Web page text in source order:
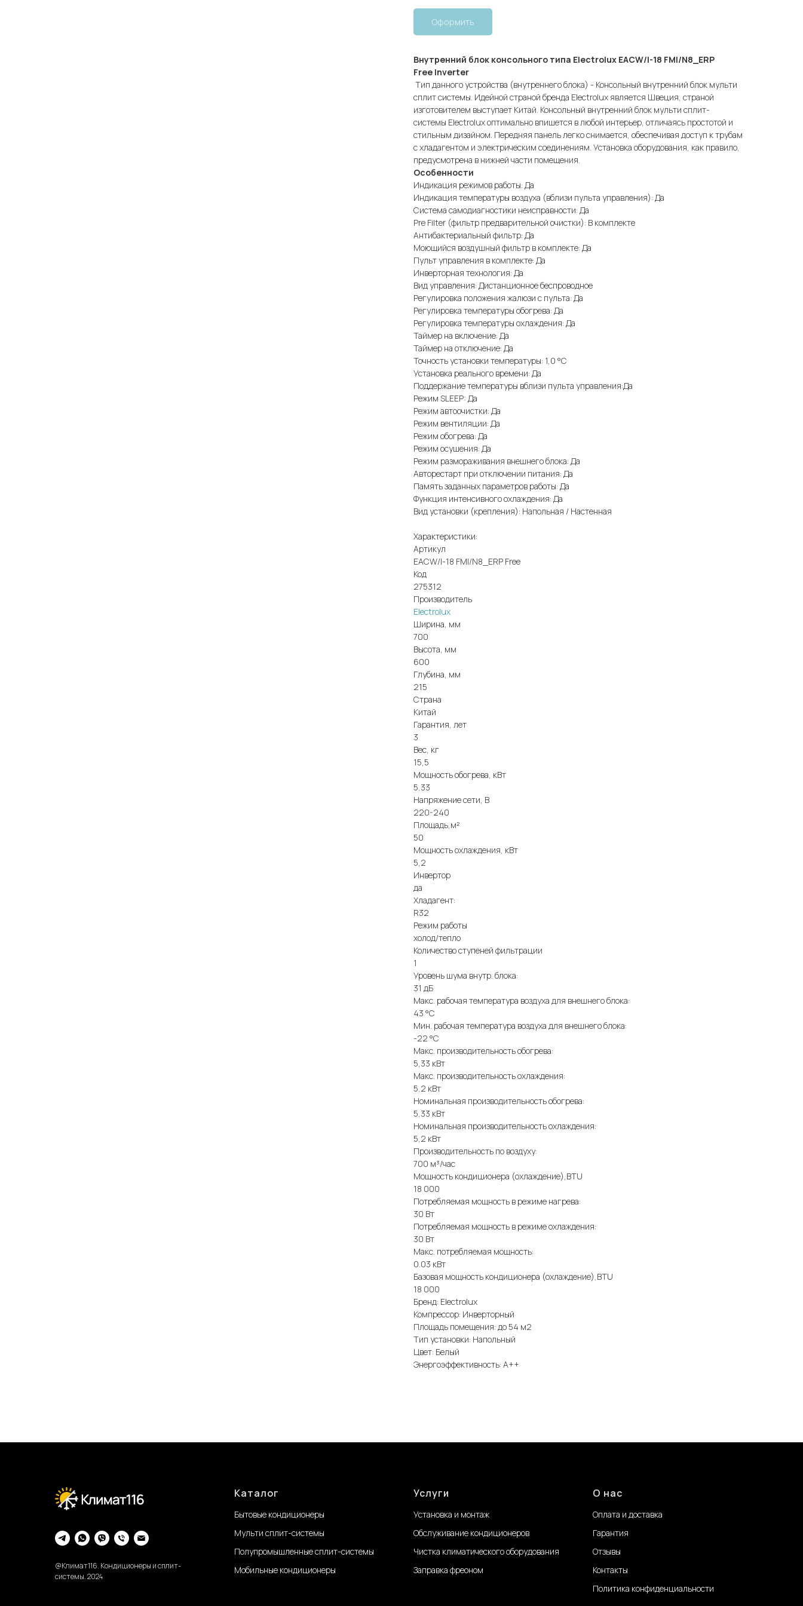
Оформить
Внутренний блок консольного типа Electrolux EACW/I-18 FMI/N8_ERP
Free Inverter
Тип данного устройства (внутреннего блока) - Консольный внутренний блок мульти
сплит системы. Идейной страной бренда Electrolux является Швеция, страной
изготовителем выступает Китай. Консольный внутренний блок мульти сплит-
системы Electrolux оптимально впишется в любой интерьер, отличаясь простотой и
стильным дизайном. Передняя панель легко снимается, обеспечивая доступ к трубам
с хладагентом и электрическим соединениям. Установка оборудования, как правило,
предусмотрена в нижней части помещения.
Особенности
Индикация режимов работы: Да
Индикация температуры воздуха (вблизи пульта управления): Да
Система самодиагностики неисправности: Да
Pre Filter (фильтр предварительной очистки): В комплекте
Антибактериальный фильтр: Да
Моющийся воздушный фильтр в комплекте: Да
Пульт управления в комплекте: Да
Инверторная технология: Да
Вид управления: Дистанционное беспроводное
Регулировка положения жалюзи с пульта: Да
Регулировка температуры обогрева: Да
Регулировка температуры охлаждения: Да
Таймер на включение: Да
Таймер на отключение: Да
Точность установки температуры: 1,0 °С
Установка реального времени: Да
Поддержание температуры вблизи пульта управления:Да
Режим SLEEP: Да
Режим автоочистки: Да
Режим вентиляции: Да
Режим обогрева: Да
Режим осушения: Да
Режим размораживания внешнего блока: Да
Авторестарт при отключении питания: Да
Память заданных параметров работы: Да
Функция интенсивного охлаждения: Да
Вид установки (крепления): Напольная / Настенная
Характеристики:
Артикул
EACW/I-18 FMI/N8_ERP Free
Код
275312
Производитель
Electrolux
Ширина, мм
700
Высота, мм
600
Глубина, мм
215
Страна
Китай
Гарантия, лет
3
Вес, кг
15,5
Мощность обогрева, кВт
5,33
Напряжение сети, В
220-240
Площадь,м²
50
Мощность охлаждения, кВт
5,2
Инвертор
да
Хладагент:
R32
Режим работы
холод/тепло
Количество ступеней фильтрации
1
Уровень шума внутр. блока:
31 дБ
Макс. рабочая температура воздуха для внешнего блока:
43 °С
Мин. рабочая температура воздуха для внешнего блока:
-22 °С
Макс. производительность обогрева:
5,33 кВт
Макс. производительность охлаждения:
5,2 кВт
Номинальная производительность обогрева:
5,33 кВт
Номинальная производительность охлаждения:
5,2 кВт
Производительность по воздуху:
700 м³/час
Мощность кондиционера (охлаждение),BTU
18 000
Потребляемая мощность в режиме нагрева:
30 Вт
Потребляемая мощность в режиме охлаждения:
30 Вт
Макс. потребляемая мощность:
0.03 кВт
Базовая мощность кондиционера (охлаждение),BTU
18 000
Бренд: Electrolux
Компрессор: Инверторный
Площадь помещения: до 54 м2
Тип установки: Напольный
Цвет: Белый
Энергоэффективность: А++
@Климат116. Кондиционеры и сплит-
системы. 2024
Каталог
Бытовые кондиционеры
Мульти сплит-системы
Полупромышленные сплит-системы
Мобильные кондиционеры
Услуги
Установка и монтаж
Обслуживание кондиционеров
Чистка климатического оборудования
Заправка фреоном
О нас
Оплата и доставка
Гарантия
Отзывы
Контакты
Политика конфиденциальности